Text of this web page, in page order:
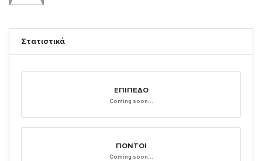
Στατιστικά
ΕΠΊΠΕΔΟ
Coming soon...
ΠΌΝΤΟΙ
Coming soon...